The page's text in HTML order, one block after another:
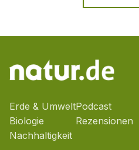
Erde & Umwelt
Biologie
Nachhaltigkeit
Podcast
Rezensionen